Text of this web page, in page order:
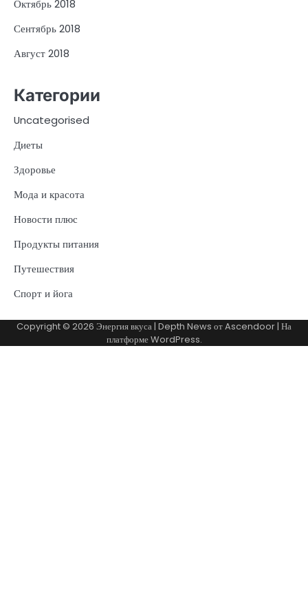
Октябрь 2018
Сентябрь 2018
Август 2018
Категории
Uncategorised
Диеты
Здоровье
Мода и красота
Новости плюс
Продукты питания
Путешествия
Спорт и йога
Copyright © 2026 Энергия вкуса | Depth News отAscendoor | На
платформеWordPress.